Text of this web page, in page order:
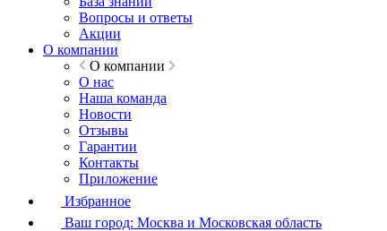
Вопросы и ответы
Акции
О компании
О компании
О нас
Наша команда
Новости
Отзывы
Гарантии
Контакты
Приложение
Избранное
Ваш город: Москва и Московская область